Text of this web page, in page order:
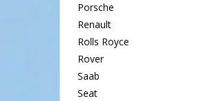
Porsche
Renault
Rolls Royce
Rover
Saab
Seat